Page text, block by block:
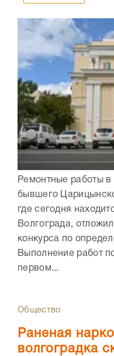
Ремонтные работы в
бывшего
где сегодня
Волгограда,
конкурса по
Выполнение работ
первом...
Общество
Раненая
волгоградка